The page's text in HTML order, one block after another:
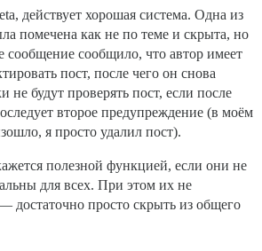
действует хорошая система. Одна из
помечена как не по теме и скрыта, но
сообщение сообщило, что автор имеет
пост, после чего он снова
не будут проверять пост, если после
второе предупреждение (в моём
я просто удалил пост).
полезной функцией, если они не
для всех. При этом их не
— достаточно просто скрыть из общего